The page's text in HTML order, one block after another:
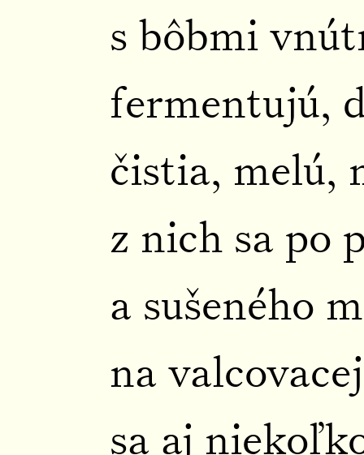
s bôbmi
fermentujú,
čistia, melú,
z nich sa po
a sušeného
na
sa aj